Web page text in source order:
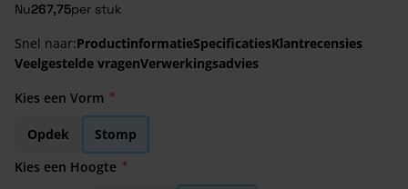
Nu267,75per stuk
Snel naar:ProductinformatieSpecificatiesKlantrecensies
Veelgestelde vragenVerwerkingsadvies
Kies een Vorm
Opdek
Stomp
Kies een Hoogte